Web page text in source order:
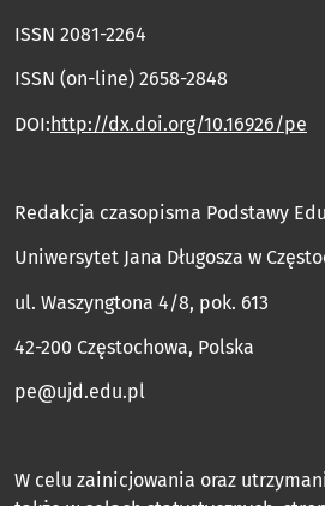
ISSN 2081-2264
ISSN (on-line) 2658-2848
DOI:http://dx.doi.org/10.16926/pe
Redakcja czasopisma Podstawy
Uniwersytet Jana Długosza w
ul. Waszyngtona 4/8, pok. 613
42-200 Częstochowa, Polska
pe@ujd.edu.pl
W celu zainicjowania oraz